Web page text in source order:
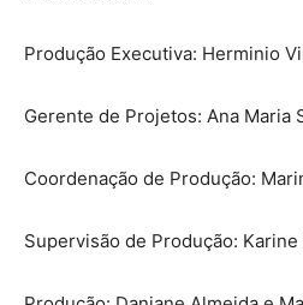
Produção Executiva: Herminio
Gerente de Projetos: Ana Maria
Coordenação de Produção:
Supervisão de Produção: Karine